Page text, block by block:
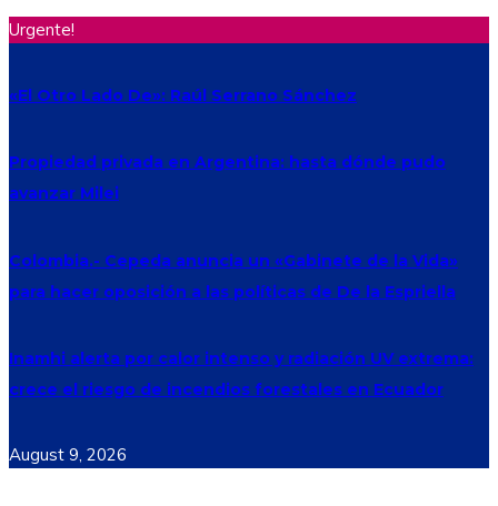
Urgente!
«El Otro Lado De»: Raúl Serrano Sánchez
Propiedad privada en Argentina: hasta dónde pudo
avanzar Milei
Colombia.- Cepeda anuncia un «Gabinete de la Vida»
para hacer oposición a las políticas de De la Espriella
Inamhi alerta por calor intenso y radiación UV extrema:
crece el riesgo de incendios forestales en Ecuador
August 9, 2026